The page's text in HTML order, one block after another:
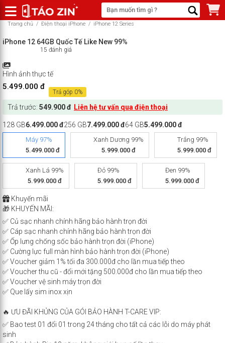
Trang chủ / Điện thoại iPhone / iPhone 12 Series
iPhone 12 64GB Quốc Tế Like New 99%
15 đánh giá
Hình ảnh thực tế
5.499.000 đ
Trả góp 0%
Trả trước: 549.900 đ Liên hệ tư vấn qua điện thoại
128 GB6.499.000 đ256 GB7.499.000 đ64 GB5.499.000 đ
Máy 97%
5.499.000 đ
Xanh Dương 99%
5.999.000 đ
Trắng 99%
5.999.000 đ
Xanh Lá 99%
5.999.000 đ
Đỏ 99%
5.999.000 đ
Đen 99%
5.999.000 đ
Khuyến mãi
🎁 KHUYẾN MÃI:
✅ Củ sạc nhanh chính hãng bảo hành trọn đời
✅ Cáp sạc nhanh chính hãng bảo hành trọn đời
✅ Ốp lưng chống sốc bảo hành trọn đời (iPhone)
✅ Cường lực full màn hình bảo hành trọn đời (iPhone)
✅ Voucher giảm 1% tối đa 300.000đ cho lần mua tiếp theo
✅ Voucher thu cũ - đổi mới tặng 500.000đ cho lần mua tiếp theo
✅ Voucher vệ sinh máy trọn đời
✅ Que lấy sim inox xịn
🔥 ƯU ĐÃI KHỦNG CỦA GÓI BẢO HÀNH T-CARE VIP:
✅ Bao test 01 đổi 01 trong 24 tháng cho tất cả các lỗi do máy phát
sinh